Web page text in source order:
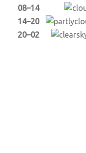
08–14
14–20
20–02